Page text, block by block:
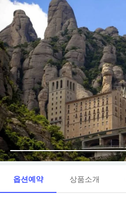
옵션예약 상품소개